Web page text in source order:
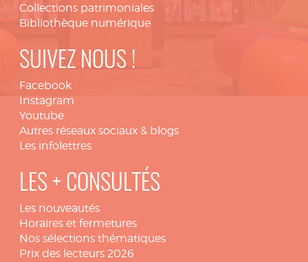
Collections patrimoniales
Bibliothèque numérique
SUIVEZ NOUS !
Facebook
Instagram
Youtube
Autres réseaux sociaux & blogs
Les infolettres
LES + CONSULTÉS
Les nouveautés
Horaires et fermetures
Nos sélections thématiques
Prix des lecteurs 2026